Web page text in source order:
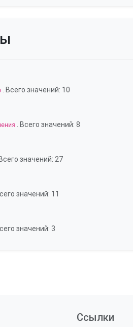
. Всего значений: 10
. Всего значений: 8
Всего значений: 27
значений: 11
значений: 3
Ссылки